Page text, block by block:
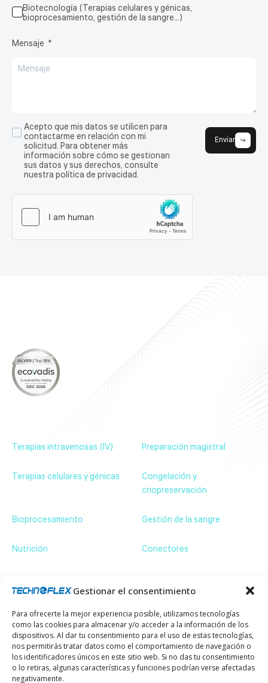
Gestionar el consentimiento
Para ofrecerte la mejor experiencia posible, utilizamos tecnologías
como las cookies para almacenar y/o acceder a la información de los
dispositivos. Al dar tu consentimiento para el uso de estas tecnologías,
nos permitirás tratar datos como el comportamiento de navegación o
los identificadores únicos en este sitio web. Si no das tu consentimiento
o lo retiras, algunas características y funciones podrían verse afectadas
negativamente.
Biotecnología (Terapias celulares y génicas,
bioprocesamiento, gestión de la sangre…)
Mensaje
Acepto que mis datos se utilicen para
contactarme en relación con mi
solicitud. Para obtener más
información sobre cómo se gestionan
sus datos y sus derechos, consulte
nuestra política de privacidad.
Enviar
Terapias intravenosas (IV)
Preparación magistral
Terapias celulares y génicas
Congelación y
criopreservación
Bioprocesamiento Gestión de la sangre
Nutrición
Conectores
communication@technoflex.net
Suscríbase a nuestro boletín y manténgase al día
de nuestras últimas novedades.
Email